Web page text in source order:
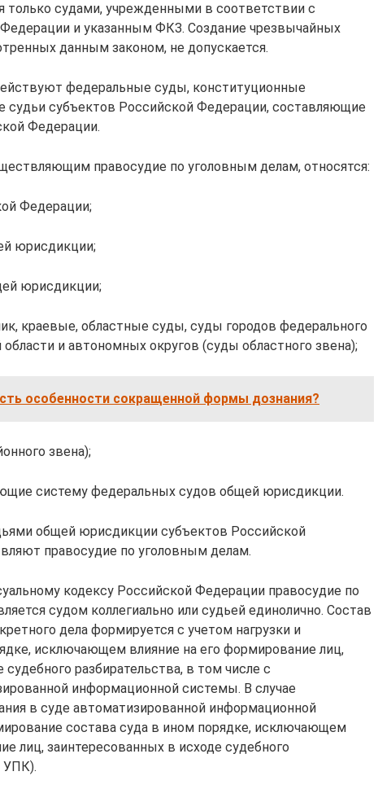
только судами, учрежденными в соответствии с
и указанным ФКЗ. Создание чрезвычайных
данным законом, не допускается.
федеральные суды, конституционные
субъектов Российской Федерации, составляющие
Федерации.
правосудие по уголовным делам, относятся:
Федерации;
юрисдикции;
юрисдикции;
краевые, областные суды, суды городов федерального
и автономных округов (суды областного звена);
особенности сокращенной формы дознания?
звена);
систему федеральных судов общей юрисдикции.
общей юрисдикции субъектов Российской
правосудие по уголовным делам.
кодексу Российской Федерации правосудие по
судом коллегиально или судьей единолично. Состав
дела формируется с учетом нагрузки и
исключающем влияние на его формирование лиц,
разбирательства, в том числе с
информационной системы. В случае
в суде автоматизированной информационной
состава суда в ином порядке, исключающем
лиц, заинтересованных в исходе судебного
УПК).